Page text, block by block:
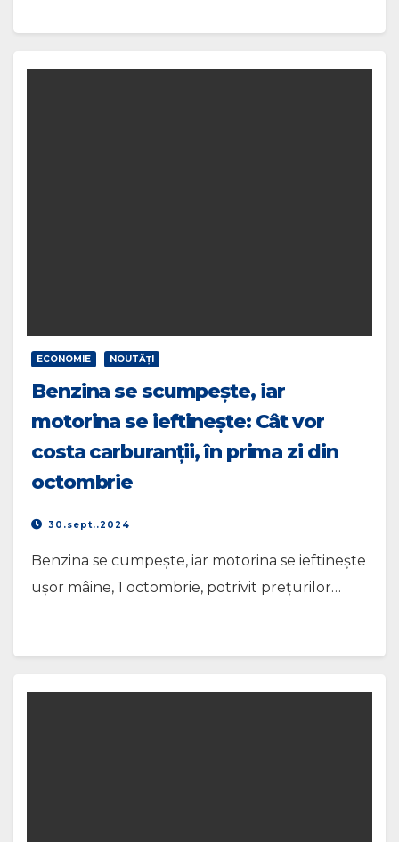
ECONOMIE NOUTĂŢI
Benzina se scumpeşte, iar
motorina se ieftineşte: Cât vor
costa carburanţii, în prima zi din
octombrie
30.sept..2024
Benzina se cumpește, iar motorina se ieftinește
ușor mâine, 1 octombrie, potrivit prețurilor…